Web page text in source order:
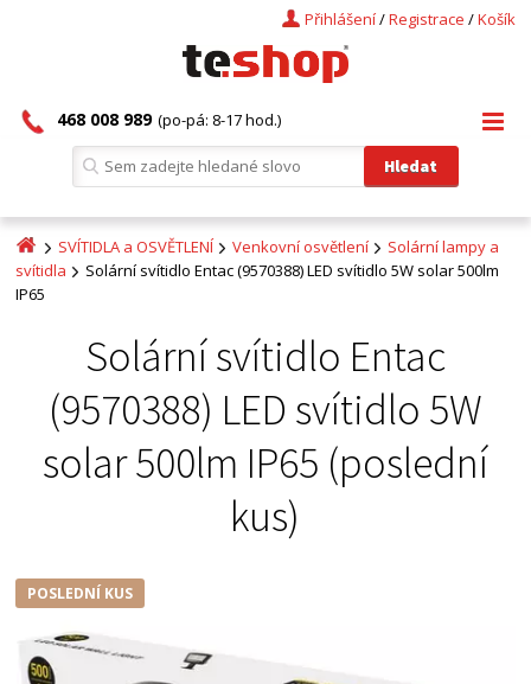
Košík
/
Registrace
/
Přihlášení
468 008 989 (po-pá: 8-17 hod.)
SVÍTIDLA a OSVĚTLENÍ Venkovní osvětlení
Solární lampy a
svítidla
Solární svítidlo Entac (9570388) LED svítidlo 5W solar 500lm
IP65
Solární svítidlo Entac
(9570388) LED svítidlo 5W
solar 500lm IP65 (poslední
kus)
POSLEDNÍ KUS